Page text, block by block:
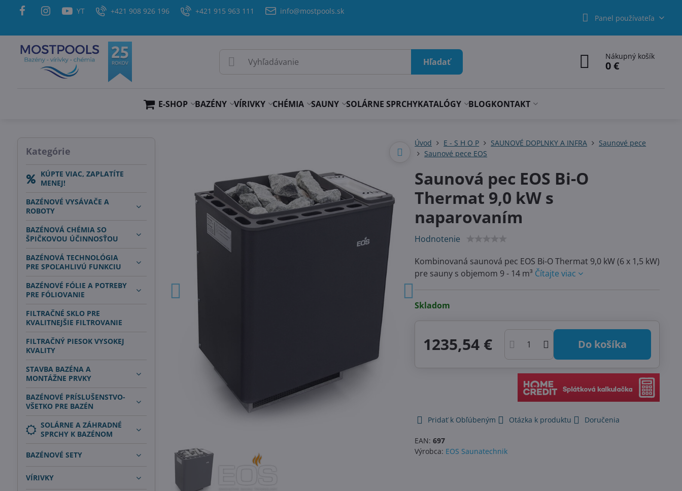
YT +421 908 926 196 +421 915 963 111 info@mostpools.sk
Panel používateľa
Hľadať
Nákupný košík
0 €
E-SHOP BAZÉNY VÍRIVKY CHÉMIA SAUNY SOLÁRNE SPRCHYKATALÓGY BLOGKONTAKT
Úvod E - S H O P SAUNOVÉ DOPLNKY A INFRA
Saunové pece
Saunové pece EOS
Saunová pec EOS Bi-O
Thermat 9,0 kW s
naparovaním
Hodnotenie
Kombinovaná saunová pec EOS Bi-O Thermat 9,0 kW (6 x 1,5 kW)
pre sauny s objemom 9 - 14 m³ Čítajte viac
Skladom
1235,54 € Do košíka
Pridať k Obľúbeným Otázka k produktu Doručenia
EAN:697
Výrobca: EOS Saunatechnik
Kategórie
KÚPTE VIAC, ZAPLATÍTE
MENEJ!
BAZÉNOVÉ VYSÁVAČE A
ROBOTY
BAZÉNOVÁ CHÉMIA SO
ŠPIČKOVOU ÚČINNOSŤOU
BAZÉNOVÁ TECHNOLÓGIA
PRE SPOĽAHLIVÚ FUNKCIU
BAZÉNOVÉ FÓLIE A POTREBY
PRE FÓLIOVANIE
FILTRAČNÉ SKLO PRE
KVALITNEJŠIE FILTROVANIE
FILTRAČNÝ PIESOK VYSOKEJ
KVALITY
STAVBA BAZÉNA A
MONTÁŽNE PRVKY
BAZÉNOVÉ PRÍSLUŠENSTVO-
VŠETKO PRE BAZÉN
SOLÁRNE A ZÁHRADNÉ
SPRCHY K BAZÉNOM
BAZÉNOVÉ SETY
VÍRIVKY